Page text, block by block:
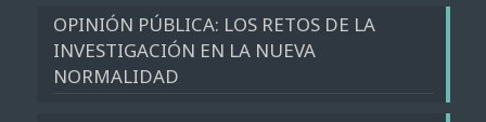
OPINIÓN PÚBLICA: LOS RETOS DE LA
INVESTIGACIÓN EN LA NUEVA
NORMALIDAD